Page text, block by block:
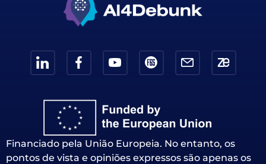
Financiado pela União Europeia. No entanto, os
pontos de vista e opiniões expressos são apenas os